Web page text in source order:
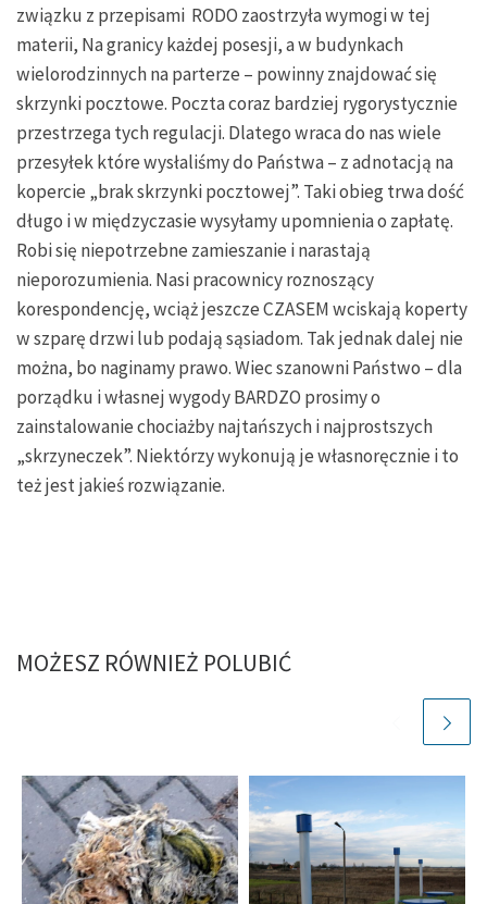
związku z przepisami RODO zaostrzyła wymogi w tej
materii, Na granicy każdej posesji, a w budynkach
wielorodzinnych na parterze – powinny znajdować się
skrzynki pocztowe. Poczta coraz bardziej rygorystycznie
przestrzega tych regulacji. Dlatego wraca do nas wiele
przesyłek które wysłaliśmy do Państwa – z adnotacją na
kopercie „brak skrzynki pocztowej”. Taki obieg trwa dość
długo i w międzyczasie wysyłamy upomnienia o zapłatę.
Robi się niepotrzebne zamieszanie i narastają
nieporozumienia. Nasi pracownicy roznoszący
korespondencję, wciąż jeszcze CZASEM wciskają koperty
w szparę drzwi lub podają sąsiadom. Tak jednak dalej nie
można, bo naginamy prawo. Wiec szanowni Państwo – dla
porządku i własnej wygody BARDZO prosimy o
zainstalowanie chociażby najtańszych i najprostszych
„skrzyneczek”. Niektórzy wykonują je własnoręcznie i to
też jest jakieś rozwiązanie.
MOŻESZ RÓWNIEŻ POLUBIĆ